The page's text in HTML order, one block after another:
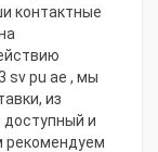
контактные
sv pu ae , мы
из
и
рекомендуем